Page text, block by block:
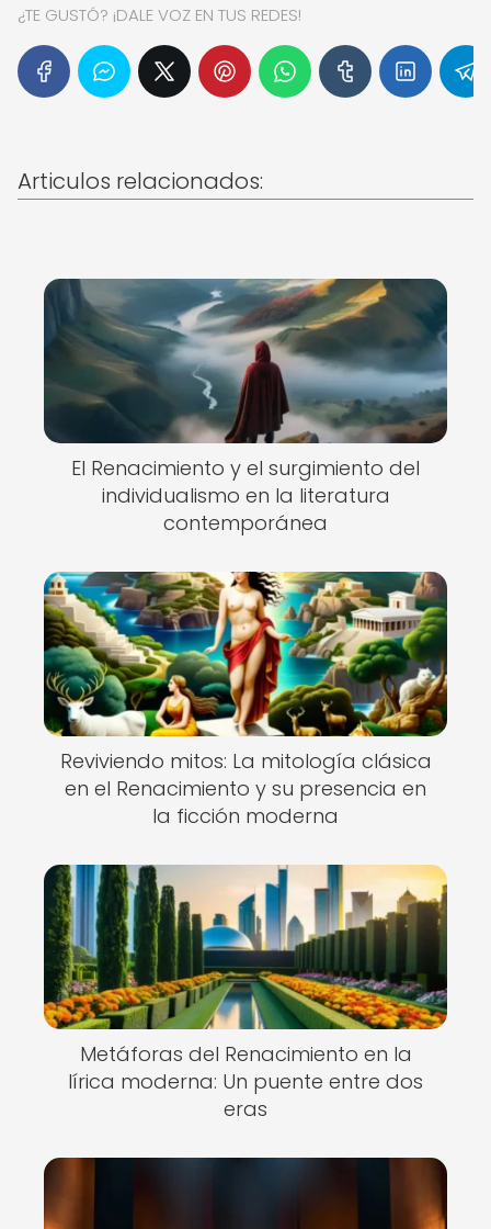
¿TE GUSTÓ? ¡DALE VOZ EN TUS REDES!
Articulos relacionados:
El Renacimiento y el surgimiento del
individualismo en la literatura
contemporánea
Reviviendo mitos: La mitología clásica
en el Renacimiento y su presencia en
la ficción moderna
Metáforas del Renacimiento en la
lírica moderna: Un puente entre dos
eras